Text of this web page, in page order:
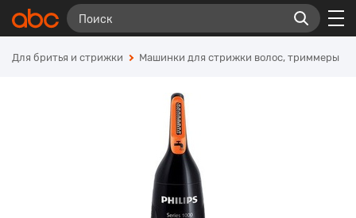
Для бритья и стрижки Машинки для стрижки волос, триммеры